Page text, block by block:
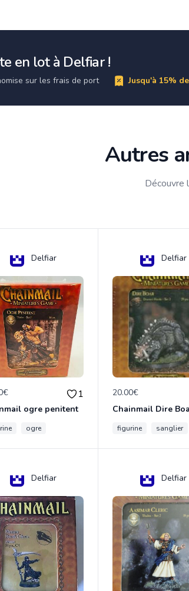
en lot à Delfiar !
sur les frais de port Jusqu'à 15%
Autres
Découvre
Delfiar
1
ogre penitent
ogre
Delfiar
20.00€
Chainmail Dire
figurine sanglier
Delfiar Delfiar